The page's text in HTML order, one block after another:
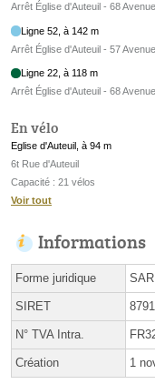
Arrêt Église d'Auteuil - 68
Ligne 52, à 142 m
Arrêt Église d'Auteuil - 57
Ligne 22, à 118 m
Arrêt Église d'Auteuil - 68
En vélo
Eglise d'Auteuil, à 94 m
6t Rue d'Auteuil
Capacité : 21 vélos
Voir tout
Informations
Forme juridique SARL
SIRET
N° TVA Intra.
Création 1